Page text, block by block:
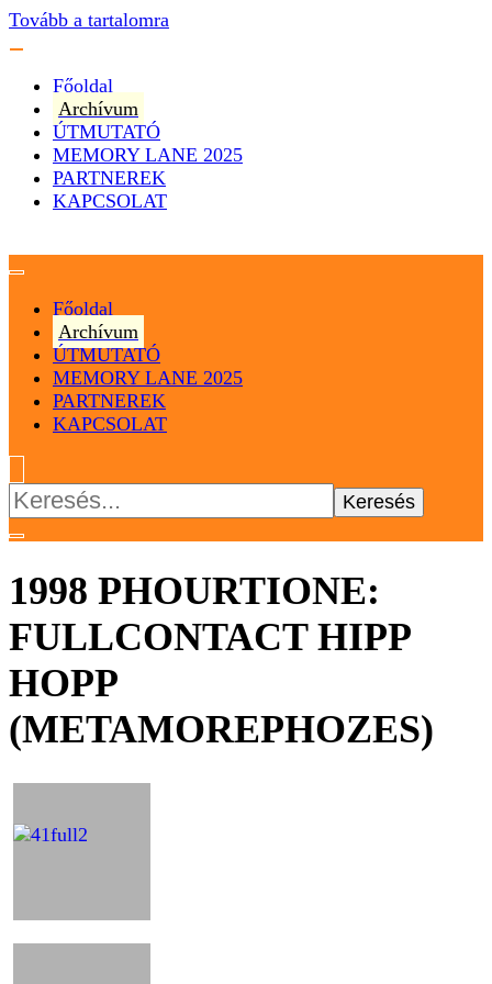
Tovább a tartalomra
Főoldal
Archívum
ÚTMUTATÓ
MEMORY LANE 2025
PARTNEREK
KAPCSOLAT
Magyar Hip Hop Archívum
Magyarország
Főoldal
Archívum
ÚTMUTATÓ
MEMORY LANE 2025
PARTNEREK
KAPCSOLAT
Keresés:
1998 PHOURTIONE:
FULLCONTACT HIPP
HOPP
(METAMOREPHOZES)